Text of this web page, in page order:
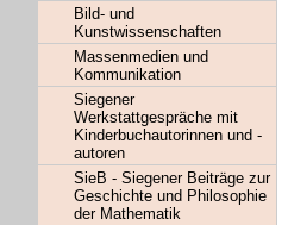
Bild- und
Kunstwissenschaften
Massenmedien und
Kommunikation
Siegener
Werkstattgespräche mit
Kinderbuchautorinnen und -
autoren
SieB - Siegener Beiträge zur
Geschichte und Philosophie
der Mathematik